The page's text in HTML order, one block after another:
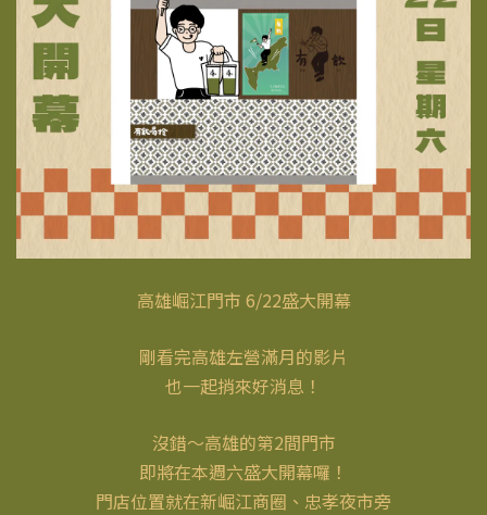
高雄崛江門市 6/22盛大開幕
剛看完高雄左營滿月的影片
也一起捎來好消息！
沒錯～高雄的第2間門市
即將在本週六盛大開幕囉！
門店位置就在新崛江商圈、忠孝夜市旁